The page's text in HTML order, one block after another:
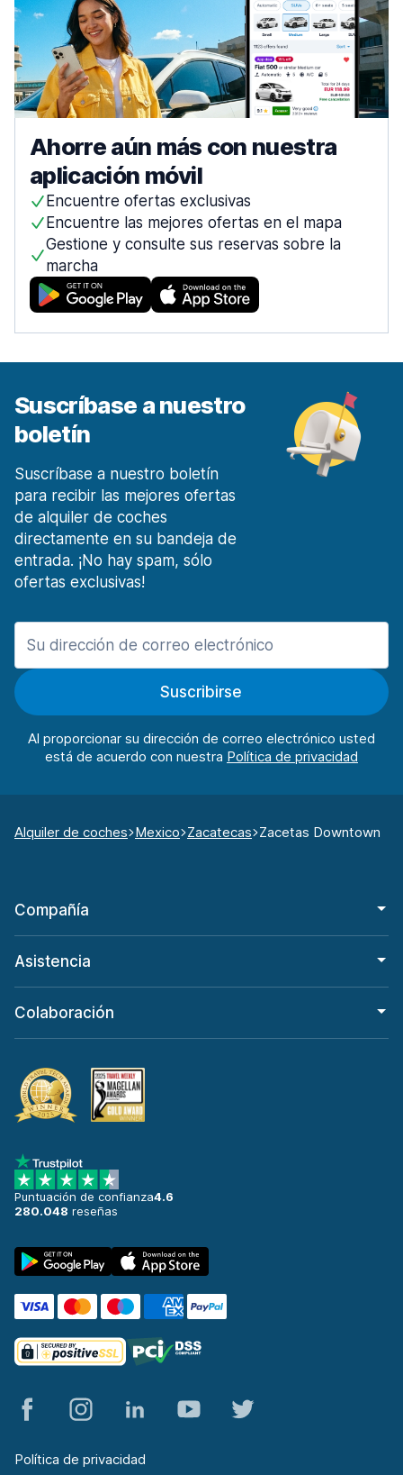
Ahorre aún más con nuestra
aplicación móvil
Encuentre ofertas exclusivas
Encuentre las mejores ofertas en el mapa
Gestione y consulte sus reservas sobre la
marcha
Suscríbase a nuestro
boletín
Suscríbase a nuestro boletín
para recibir las mejores ofertas
de alquiler de coches
directamente en su bandeja de
entrada. ¡No hay spam, sólo
ofertas exclusivas!
Suscribirse
Al proporcionar su dirección de correo electrónico usted
está de acuerdo con nuestra
Alquiler de coches Mexico Zacatecas Zacetas Downtown
Compañía
Asistencia
Colaboración
Puntuación de confianza4.6
280.048 reseñas
Política de privacidad